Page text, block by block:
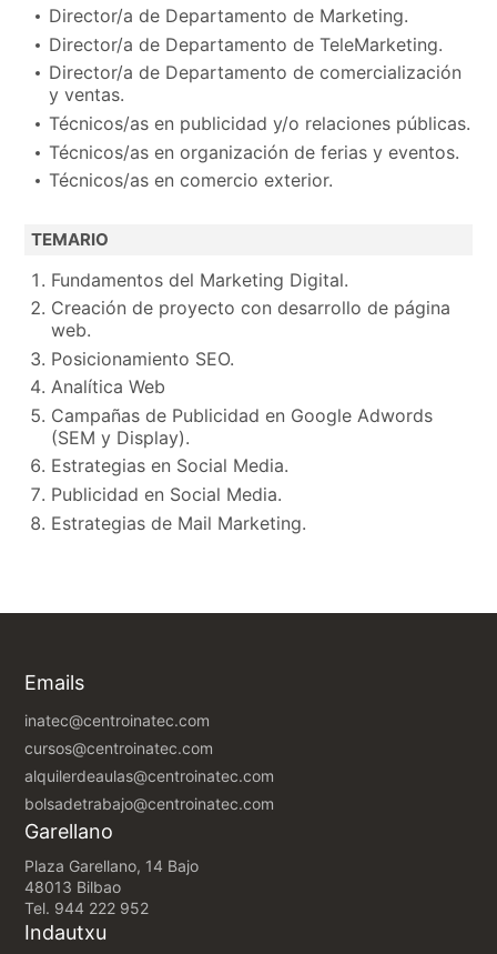
Director/a de Departamento de Marketing.
Director/a de Departamento de TeleMarketing.
Director/a de Departamento de comercialización
y ventas.
Técnicos/as en publicidad y/o relaciones públicas.
Técnicos/as en organización de ferias y eventos.
Técnicos/as en comercio exterior.
TEMARIO
Fundamentos del Marketing Digital.
Creación de proyecto con desarrollo de página
web.
Posicionamiento SEO.
Analítica Web
Campañas de Publicidad en Google Adwords
(SEM y Display).
Estrategias en Social Media.
Publicidad en Social Media.
Estrategias de Mail Marketing.
Emails
inatec@centroinatec.com
cursos@centroinatec.com
alquilerdeaulas@centroinatec.com
bolsadetrabajo@centroinatec.com
Garellano
Plaza Garellano, 14 Bajo
48013 Bilbao
Tel. 944 222 952
Indautxu